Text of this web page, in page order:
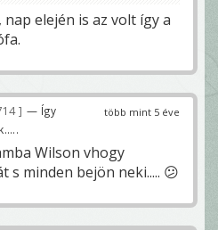
elején is az volt így a
több mint 5 éve
— Így
Wilson vhogy
s minden bejön neki..... 😕